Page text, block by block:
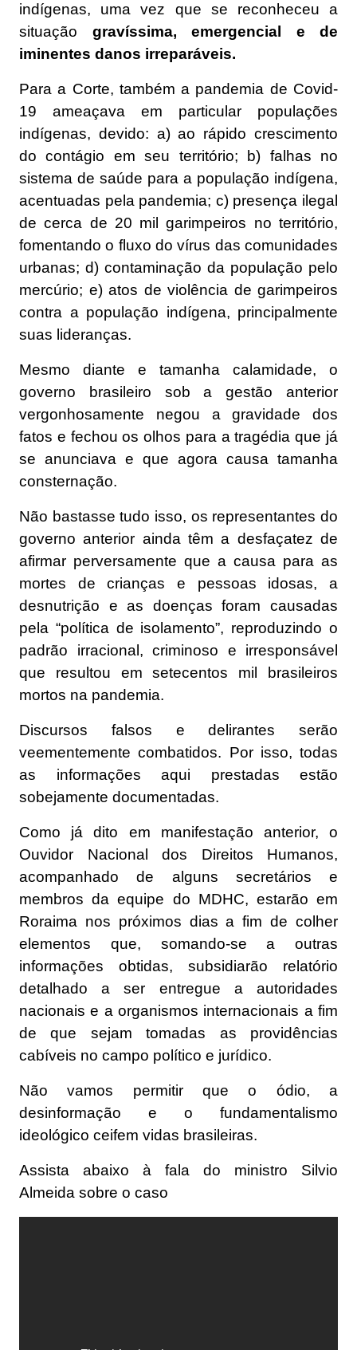
indígenas, uma vez que se reconheceu a
situação gravíssima, emergencial e de
iminentes danos irreparáveis.
Para a Corte, também a pandemia de Covid-
19 ameaçava em particular populações
indígenas, devido: a) ao rápido crescimento
do contágio em seu território; b) falhas no
sistema de saúde para a população indígena,
acentuadas pela pandemia; c) presença ilegal
de cerca de 20 mil garimpeiros no território,
fomentando o fluxo do vírus das comunidades
urbanas; d) contaminação da população pelo
mercúrio; e) atos de violência de garimpeiros
contra a população indígena, principalmente
suas lideranças.
Mesmo diante e tamanha calamidade, o
governo brasileiro sob a gestão anterior
vergonhosamente negou a gravidade dos
fatos e fechou os olhos para a tragédia que já
se anunciava e que agora causa tamanha
consternação.
Não bastasse tudo isso, os representantes do
governo anterior ainda têm a desfaçatez de
afirmar perversamente que a causa para as
mortes de crianças e pessoas idosas, a
desnutrição e as doenças foram causadas
pela “política de isolamento”, reproduzindo o
padrão irracional, criminoso e irresponsável
que resultou em setecentos mil brasileiros
mortos na pandemia.
Discursos falsos e delirantes serão
veementemente combatidos. Por isso, todas
as informações aqui prestadas estão
sobejamente documentadas.
Como já dito em manifestação anterior, o
Ouvidor Nacional dos Direitos Humanos,
acompanhado de alguns secretários e
membros da equipe do MDHC, estarão em
Roraima nos próximos dias a fim de colher
elementos que, somando-se a outras
informações obtidas, subsidiarão relatório
detalhado a ser entregue a autoridades
nacionais e a organismos internacionais a fim
de que sejam tomadas as providências
cabíveis no campo político e jurídico.
Não vamos permitir que o ódio, a
desinformação e o fundamentalismo
ideológico ceifem vidas brasileiras.
Assista abaixo à fala do ministro Silvio
Almeida sobre o caso